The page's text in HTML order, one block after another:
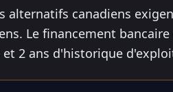
alternatifs canadiens
Le financement
et 2 ans d'historique